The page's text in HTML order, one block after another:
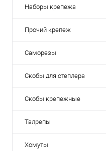
Наборы крепежа
Прочий крепеж
Саморезы
Скобы для степлера
Скобы крепежные
Талрепы
Хомуты